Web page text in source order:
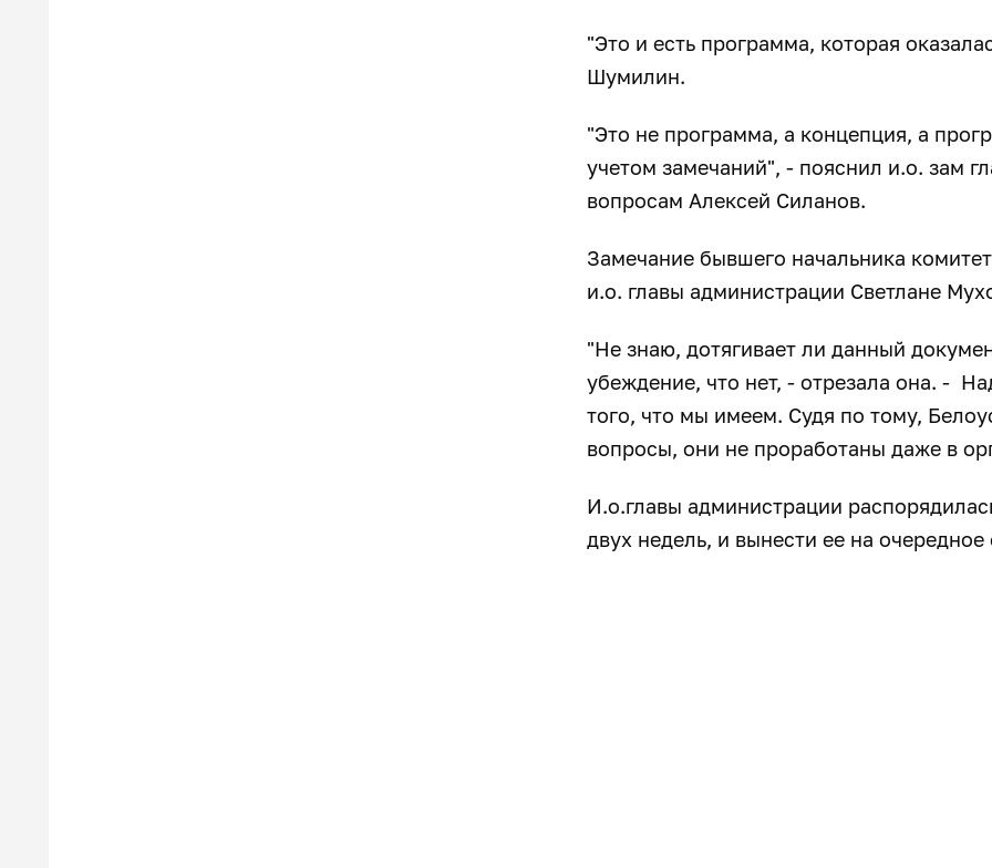
"Это и есть программа, которая
Шумилин.
"Это не программа, а концепция, а
учетом замечаний", - пояснил и.о. зам
вопросам Алексей Силанов.
Замечание бывшего начальника
и.о. главы администрации Светлане
"Не знаю, дотягивает ли данный
убеждение, что нет, - отрезала она. -
того, что мы имеем. Судя по тому,
вопросы, они не проработаны даже в
И.о.главы администрации
двух недель, и вынести ее на